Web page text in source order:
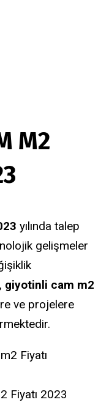
M2
yılında talep
gelişmeler
giyotinli cam m2
ve projelere
Fiyatı 2023